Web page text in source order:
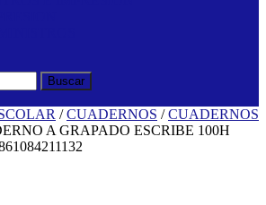
Buscar
/CUADERNOS /CUADERNOS
A GRAPADO ESCRIBE 100H